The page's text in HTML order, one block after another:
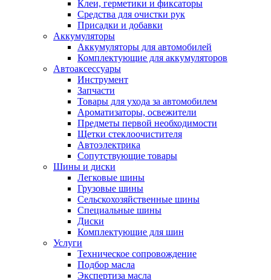
Клеи, герметики и фиксаторы
Средства для очистки рук
Присадки и добавки
Аккумуляторы
Аккумуляторы для автомобилей
Комплектующие для аккумуляторов
Автоаксессуары
Инструмент
Запчасти
Товары для ухода за автомобилем
Ароматизаторы, освежители
Предметы первой необходимости
Щетки стеклоочистителя
Автоэлектрика
Сопутствующие товары
Шины и диски
Легковые шины
Грузовые шины
Сельскохозяйственные шины
Специальные шины
Диски
Комплектующие для шин
Услуги
Техническое сопровождение
Подбор масла
Экспертиза масла